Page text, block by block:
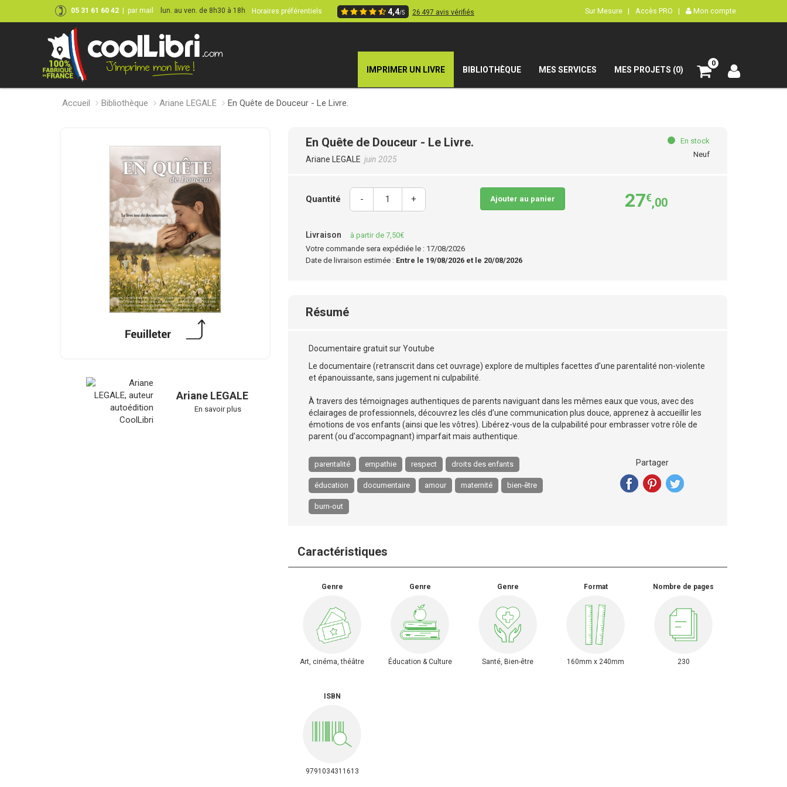
05 31 61 60 42 par mail lun. au ven. de 8h30 à 18h Horaires préférentiels 4,4/5 26 497 avis vérifiés Sur Mesure | Accès PRO | Mon compte
IMPRIMER UN LIVRE BIBLIOTHÈQUE MES SERVICES MES PROJETS (0)
0
Accueil Bibliothèque Ariane LEGALE En Quête de Douceur - Le Livre.
Ariane LEGALE
En savoir plus
En Quête de Douceur - Le Livre.
Ariane LEGALE juin 2025
En stock
Neuf
Quantité - + Ajouter au panier 27€,00
Livraison
à partir de 7,50€
Votre commande sera expédiée le : 17/08/2026
Date de livraison estimée : Entre le 19/08/2026 et le 20/08/2026
Résumé
Documentaire gratuit sur Youtube
Le documentaire (retranscrit dans cet ouvrage) explore de multiples facettes d’une parentalité non-violente
et épanouissante, sans jugement ni culpabilité.
À travers des témoignages authentiques de parents naviguant dans les mêmes eaux que vous, avec des
éclairages de professionnels, découvrez les clés d’une communication plus douce, apprenez à accueillir les
émotions de vos enfants (ainsi que les vôtres). Libérez-vous de la culpabilité pour embrasser votre rôle de
parent (ou d’accompagnant) imparfait mais authentique.
parentalité empathie respect droits des enfants
éducation documentaire amour maternité bien-être
burn-out
Partager
Caractéristiques
Genre
Art, cinéma, théâtre
Genre
Éducation & Culture
Genre
Santé, Bien-être
Format
160mm x 240mm
Nombre de pages
230
ISBN
9791034311613